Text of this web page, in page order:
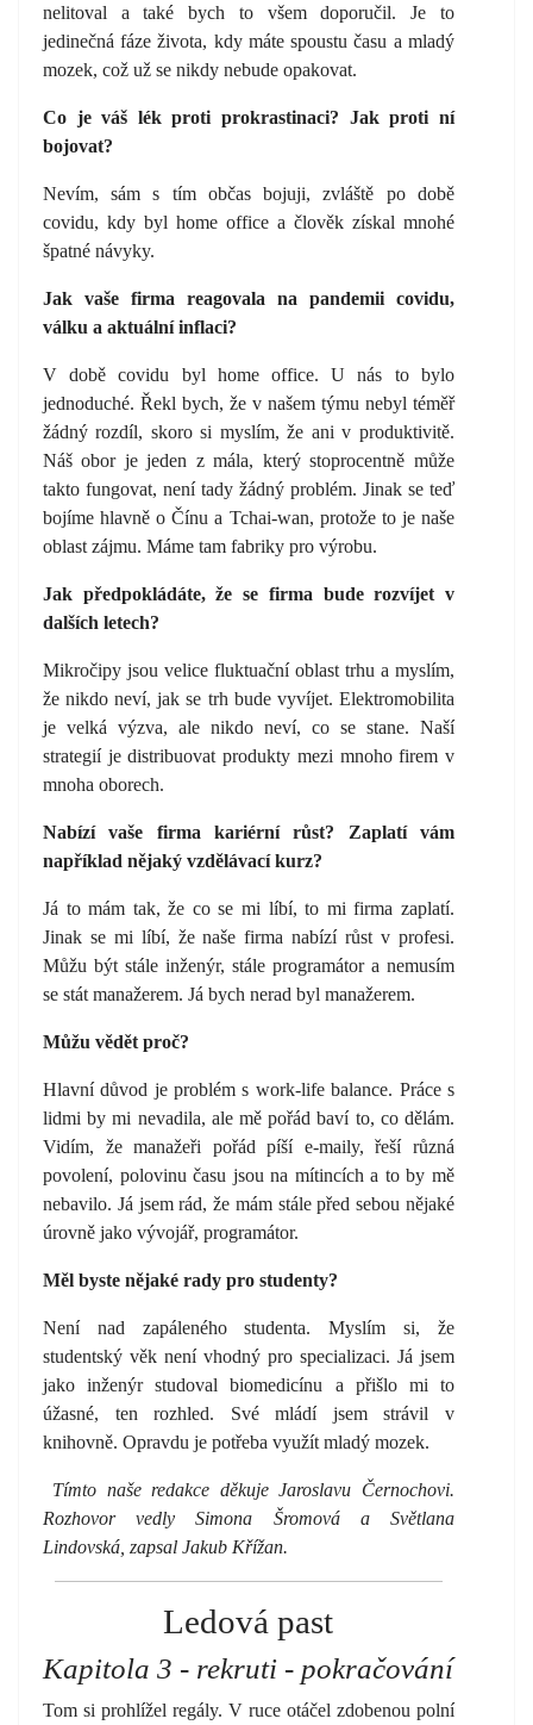
nelitoval a také bych to všem doporučil. Je to
jedinečná fáze života, kdy máte spoustu času a mladý
mozek, což už se nikdy nebude opakovat.
Co je váš lék proti prokrastinaci? Jak proti ní
bojovat?
Nevím, sám s tím občas bojuji, zvláště po době
covidu, kdy byl home office a člověk získal mnohé
špatné návyky.
Jak vaše firma reagovala na pandemii covidu,
válku a aktuální inflaci?
V době covidu byl home office. U nás to bylo
jednoduché. Řekl bych, že v našem týmu nebyl téměř
žádný rozdíl, skoro si myslím, že ani v produktivitě.
Náš obor je jeden z mála, který stoprocentně může
takto fungovat, není tady žádný problém. Jinak se teď
bojíme hlavně o Čínu a Tchai-wan, protože to je naše
oblast zájmu. Máme tam fabriky pro výrobu.
Jak předpokládáte, že se firma bude rozvíjet v
dalších letech?
Mikročipy jsou velice fluktuační oblast trhu a myslím,
že nikdo neví, jak se trh bude vyvíjet. Elektromobilita
je velká výzva, ale nikdo neví, co se stane. Naší
strategií je distribuovat produkty mezi mnoho firem v
mnoha oborech.
Nabízí vaše firma kariérní růst? Zaplatí vám
například nějaký vzdělávací kurz?
Já to mám tak, že co se mi líbí, to mi firma zaplatí.
Jinak se mi líbí, že naše firma nabízí růst v profesi.
Můžu být stále inženýr, stále programátor a nemusím
se stát manažerem. Já bych nerad byl manažerem.
Můžu vědět proč?
Hlavní důvod je problém s work-life balance. Práce s
lidmi by mi nevadila, ale mě pořád baví to, co dělám.
Vidím, že manažeři pořád píší e-maily, řeší různá
povolení, polovinu času jsou na mítincích a to by mě
nebavilo. Já jsem rád, že mám stále před sebou nějaké
úrovně jako vývojář, programátor.
Měl byste nějaké rady pro studenty?
Není nad zapáleného studenta. Myslím si, že
studentský věk není vhodný pro specializaci. Já jsem
jako inženýr studoval biomedicínu a přišlo mi to
úžasné, ten rozhled. Své mládí jsem strávil v
knihovně. Opravdu je potřeba využít mladý mozek.
Tímto naše redakce děkuje Jaroslavu Černochovi.
Rozhovor vedly Simona Šromová a Světlana
Lindovská, zapsal Jakub Křížan.
Ledová past
Kapitola 3 - rekruti - pokračování
Tom si prohlížel regály. V ruce otáčel zdobenou polní